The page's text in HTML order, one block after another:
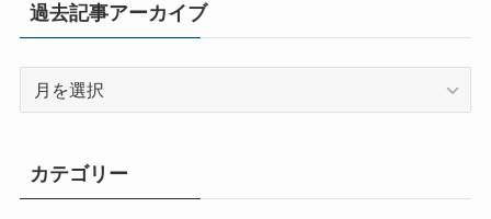
過去記事アーカイブ
ア
カテゴリー